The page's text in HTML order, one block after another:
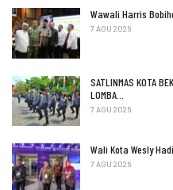
Wawali Harris
7 AGU 2026
SATLINMAS KOTA
LOMBA…
7 AGU 2026
Wali Kota Wesly
7 AGU 2026